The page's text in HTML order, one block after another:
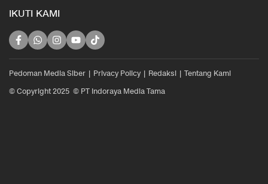
IKUTI KAMI
Pedoman Media Siber Privacy Policy Redaksi
Tentang Kami
© Copyright 2025 © PT Indoraya Media Tama